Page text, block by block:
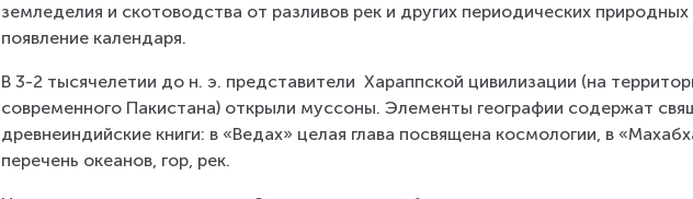
земледелия и скотоводства от разливов рек и других периодических
появление календаря.
В 3-2 тысячелетии до н. э. представители  Хараппской цивилизации (на
современного Пакистана) открыли муссоны. Элементы географии содержат
древнеиндийские книги: в «Ведах» целая глава посвящена космологии, в
перечень океанов, гор, рек.